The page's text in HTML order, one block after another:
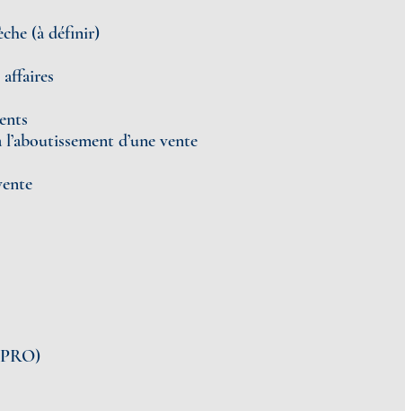
(à définir)
d’une vente